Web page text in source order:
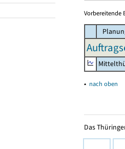
Vorbereitende
▴ nach oben
Das